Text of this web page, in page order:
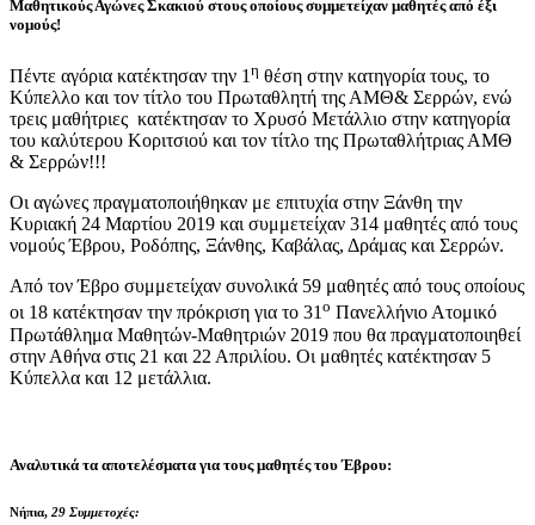
Μαθητικούς Αγώνες Σκακιού στους οποίους συμμετείχαν μαθητές από έξι
νομούς!
Πέντε αγόρια κατέκτησαν την 1 η θέση στην κατηγορία τους, το
Κύπελλο και τον τίτλο του Πρωταθλητή της ΑΜΘ& Σερρών, ενώ
τρεις μαθήτριες κατέκτησαν το Χρυσό Μετάλλιο στην κατηγορία
του καλύτερου Κοριτσιού και τον τίτλο της Πρωταθλήτριας ΑΜΘ
& Σερρών!!!
Οι αγώνες πραγματοποιήθηκαν με επιτυχία στην Ξάνθη την
Κυριακή 24 Μαρτίου 2019 και συμμετείχαν 314 μαθητές από τους
νομούς Έβρου, Ροδόπης, Ξάνθης, Καβάλας, Δράμας και Σερρών.
Από τον Έβρο συμμετείχαν συνολικά 59 μαθητές από τους οποίους
οι 18 κατέκτησαν την πρόκριση για το 31ο Πανελλήνιο Ατομικό
Πρωτάθλημα Μαθητών-Μαθητριών 2019 που θα πραγματοποιηθεί
στην Αθήνα στις 21 και 22 Απριλίου. Οι μαθητές κατέκτησαν 5
Κύπελλα και 12 μετάλλια.
Αναλυτικά τα αποτελέσματα για τους μαθητές του Έβρου:
Νήπια, 29 Συμμετοχές: